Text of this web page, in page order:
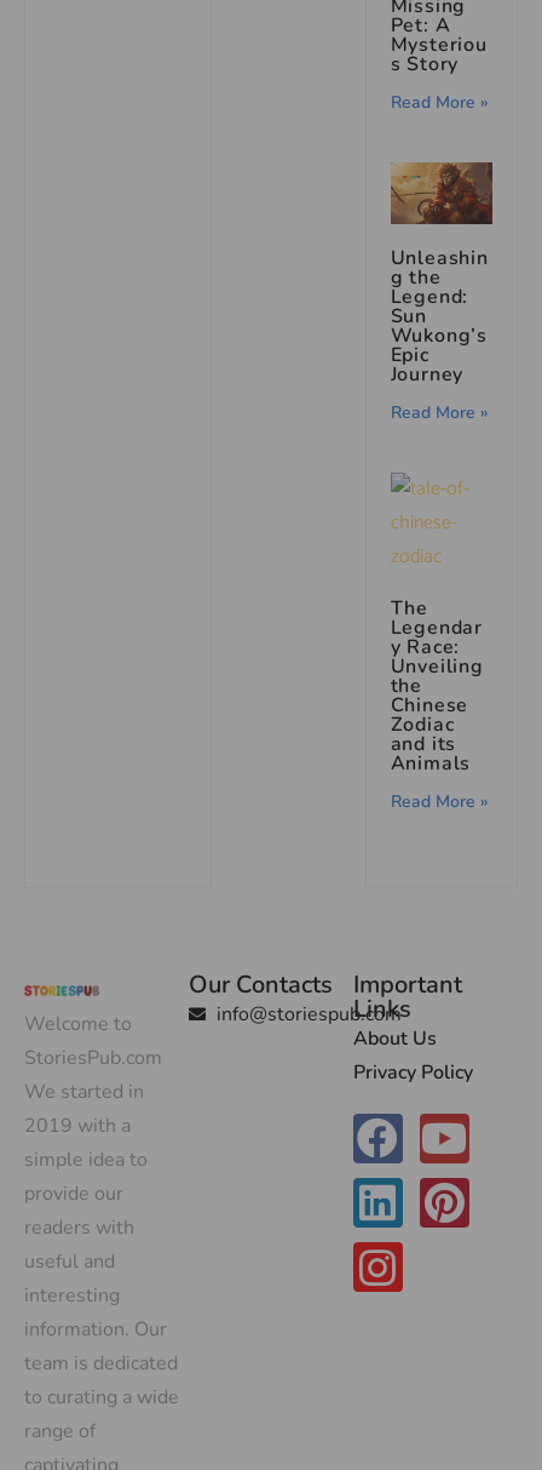
Missing
Pet: A
Mysteriou
s Story
Read More »
Unleashin
g the
Legend:
Sun
Wukong’s
Epic
Journey
Read More »
The
Legendar
y Race:
Unveiling
the
Chinese
Zodiac
and its
Animals
Read More »
Welcome to
StoriesPub.com
We started in
2019 with a
simple idea to
provide our
readers with
useful and
interesting
information. Our
team is dedicated
to curating a wide
range of
Our Contacts
info@storiespub.com
Important
Links
About Us
Privacy Policy